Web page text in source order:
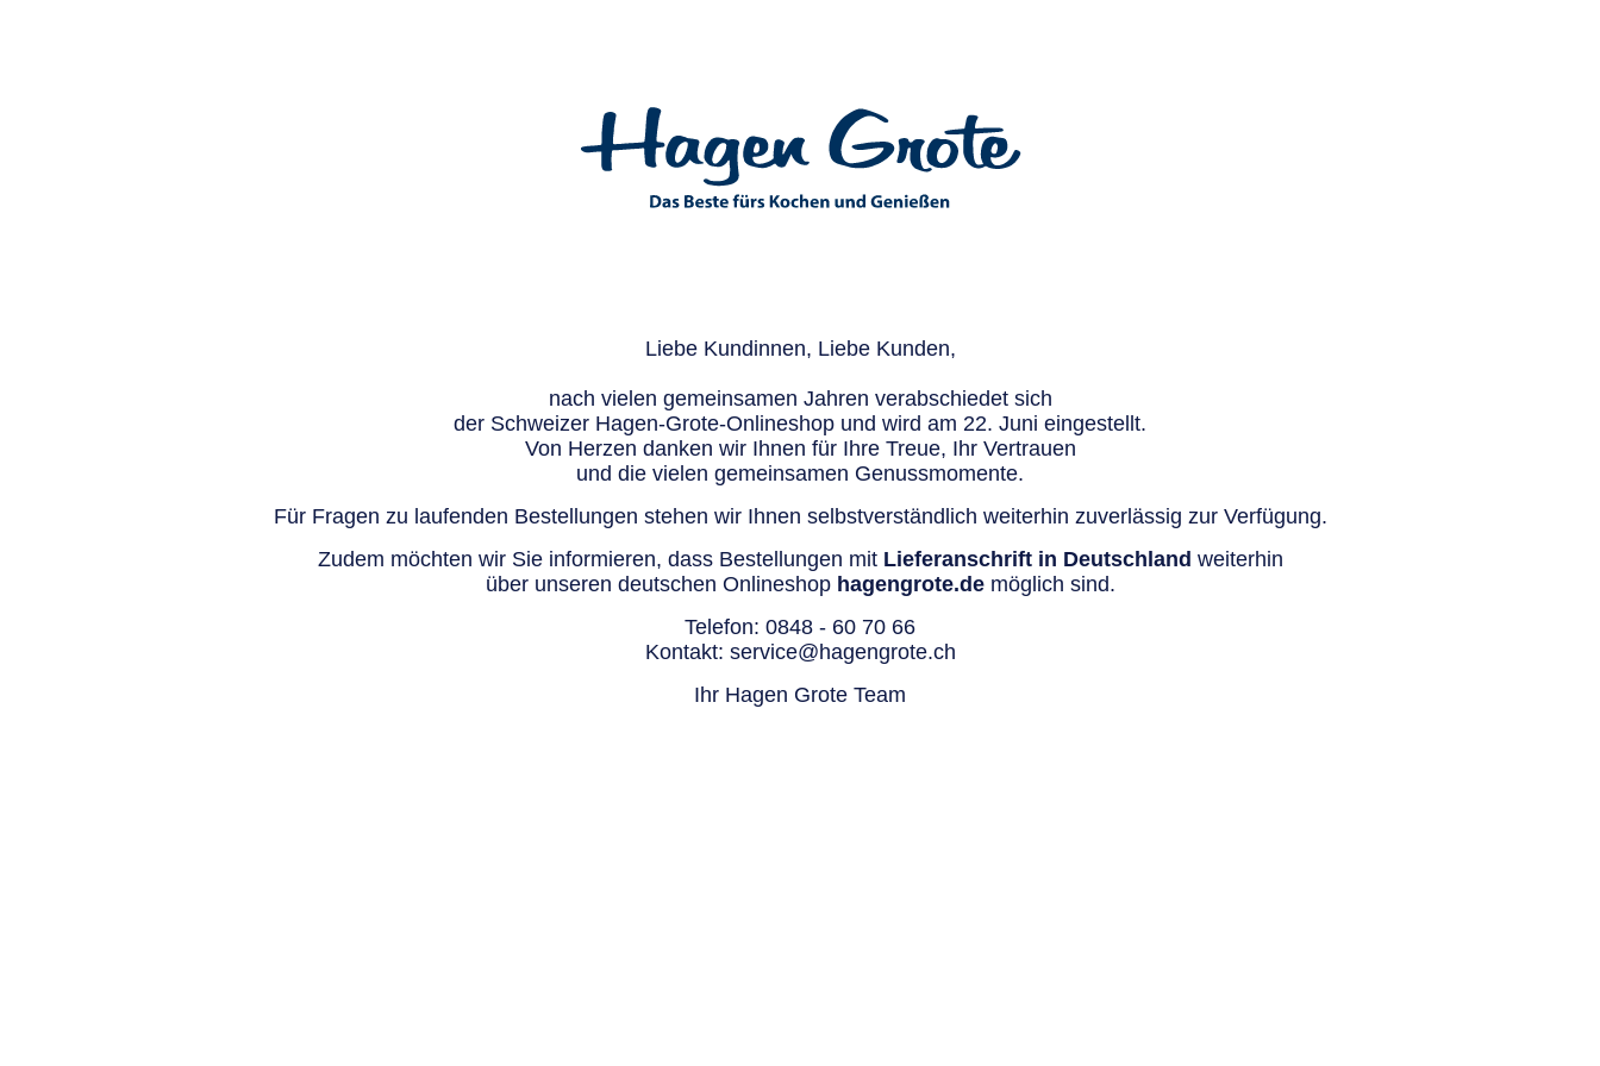
Liebe Kundinnen, Liebe Kunden,
nach vielen gemeinsamen Jahren verabschiedet sich
der Schweizer Hagen-Grote-Onlineshop und wird am 22. Juni eingestellt.
Von Herzen danken wir Ihnen für Ihre Treue, Ihr Vertrauen
und die vielen gemeinsamen Genussmomente.
Für Fragen zu laufenden Bestellungen stehen wir Ihnen selbstverständlich weiterhin zuverlässig zur Verfügung.
Zudem möchten wir Sie informieren, dass Bestellungen mit Lieferanschrift in Deutschland weiterhin
über unseren deutschen Onlineshop hagengrote.demöglich sind.
Telefon: 0848 - 60 70 66
Kontakt: service@hagengrote.ch
Ihr Hagen Grote Team